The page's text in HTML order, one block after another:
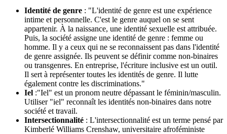
Identité de genre : "L'identité de genre est une expérience
intime et personnelle. C'est le genre auquel on se sent
appartenir. À la naissance, une identité sexuelle est attribuée.
Puis, la société assigne une identité de genre : femme ou
homme. Il y a ceux qui ne se reconnaissent pas dans l'identité
de genre assignée. Ils peuvent se définir comme non-binaires
ou transgenres. En entreprise, l'écriture inclusive est un outil.
Il sert à représenter toutes les identités de genre. Il lutte
également contre les discriminations."
Iel :"Iel" est un pronom neutre dépassant le féminin/masculin.
Utiliser "iel" reconnaît les identités non-binaires dans notre
société et travail.
Intersectionnalité : L'intersectionnalité est un terme pensé par
Kimberlé Williams Crenshaw, universitaire afroféministe